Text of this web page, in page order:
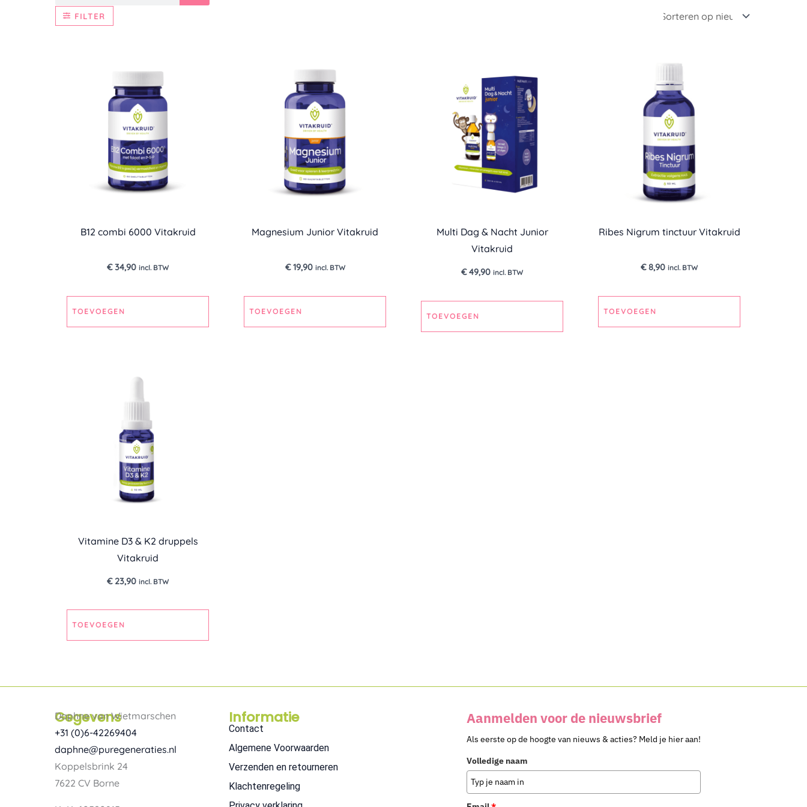
FILTER
B12 combi 6000 Vitakruid
€34,90 incl. BTW
TOEVOEGEN
Magnesium Junior Vitakruid
€19,90 incl. BTW
TOEVOEGEN
Multi Dag & Nacht Junior
Vitakruid
€49,90 incl. BTW
TOEVOEGEN
Ribes Nigrum tinctuur Vitakruid
€8,90 incl. BTW
TOEVOEGEN
Vitamine D3 & K2 druppels
Vitakruid
€23,90 incl. BTW
TOEVOEGEN
Gegevens
Daphne van Wietmarschen
+31 (0)6-42269404
daphne@puregeneraties.nl
Koppelsbrink 24
7622 CV Borne
Informatie
Contact
Algemene Voorwaarden
Verzenden en retourneren
Klachtenregeling
Aanmelden voor de nieuwsbrief
Als eerste op de hoogte van nieuws & acties? Meld je hier aan!
Volledige naam